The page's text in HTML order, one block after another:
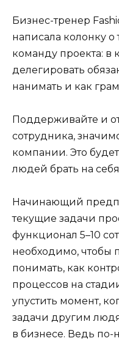
Бизнес-тренер
написала колонку
команду проекта: в
делегировать
нанимать и как
Поддерживайте и
сотрудника,
компании. Это
людей брать на себя
Начинающий
текущие задачи
функционал 5–10
необходимо, чтобы
понимать, как
процессов на
упустить момент,
задачи другим
в бизнесе. Ведь